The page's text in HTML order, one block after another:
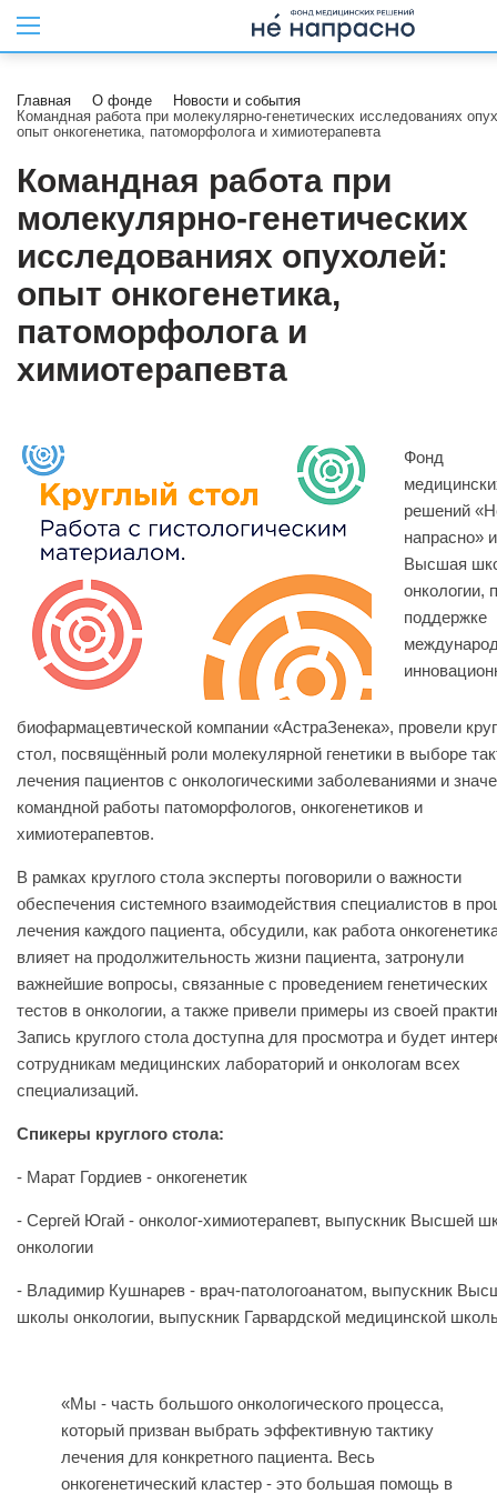
Главная О фонде
Новости и события
Командная работа при молекулярно-генетических исследованиях
опыт онкогенетика, патоморфолога и химиотерапевта
Командная работа при
молекулярно-генетических
исследованиях опухолей:
опыт онкогенетика,
патоморфолога и
химиотерапевта
Фонд
решений
напрасно» и
Высшая
онкологии,
поддержке
биофармацевтической компании «АстраЗенека», провели
стол, посвящённый роли молекулярной генетики в выборе
лечения пациентов с онкологическими заболеваниями и
командной работы патоморфологов, онкогенетиков и
химиотерапевтов.
В рамках круглого стола эксперты поговорили о важности
обеспечения системного взаимодействия специалистов в
лечения каждого пациента, обсудили, как работа
влияет на продолжительность жизни пациента, затронули
важнейшие вопросы, связанные с проведением генетических
тестов в онкологии, а также привели примеры из своей
Запись круглого стола доступна для просмотра и будет
сотрудникам медицинских лабораторий и онкологам всех
специализаций.
Спикеры круглого стола:
- Марат Гордиев - онкогенетик
- Сергей Югай - онколог-химиотерапевт, выпускник Высшей
онкологии
- Владимир Кушнарев - врач-патологоанатом, выпускник
школы онкологии, выпускник Гарвардской медицинской
«Мы - часть большого онкологического процесса,
который призван выбрать эффективную тактику
лечения для конкретного пациента. Весь
онкогенетический кластер - это большая помощь в